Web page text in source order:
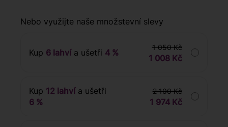
Nebo využijte naše množstevní slevy
Kup 6 lahvía ušetři 4 %
1 050 Kč
1 008 Kč
Kup 12 lahvía ušetři
6 %
2 100 Kč
1 974 Kč